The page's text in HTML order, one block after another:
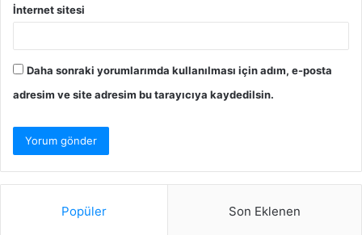
İnternet sitesi
Daha sonraki yorumlarımda kullanılması için adım, e-posta
adresim ve site adresim bu tarayıcıya kaydedilsin.
Popüler Son Eklenen